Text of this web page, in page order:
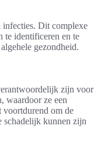
infecties. Dit complexe
te identificeren en te
gezondheid.
zijn voor
waardoor ze een
voortdurend om de
schadelijk kunnen zijn